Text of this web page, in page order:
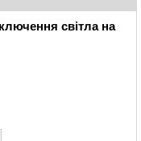
світла на